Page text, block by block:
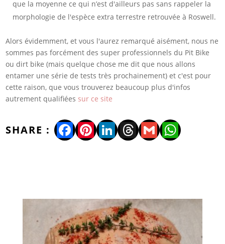
que la moyenne ce qui n’est d'ailleurs pas sans rappeler la
morphologie de l'espèce extra terrestre retrouvée à Roswell.
Alors évidemment, et vous l'aurez remarqué aisément, nous ne
sommes pas forcément des super professionnels du Pit Bike
ou dirt bike (mais quelque chose me dit que nous allons
entamer une série de tests très prochainement) et c'est pour
cette raison, que vous trouverez beaucoup plus d'infos
autrement qualifiées sur ce site
Facebook
Pinterest
LinkedIn
Threads
Gmail